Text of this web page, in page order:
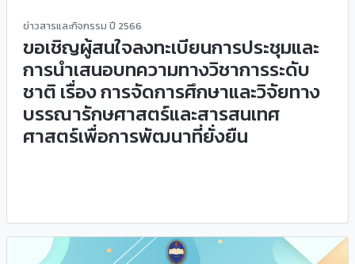
ข่าวสารและกิจกรรม ปี 2566
ขอเชิญผู้สนใจลงทะเบียนการประชุมและ
การนำเสนอบทความทางวิชาการระดับ
ชาติ เรื่อง การจัดการศึกษาและวิจัยทาง
บรรณารักษศาสตร์และสารสนเทศ
ศาสตร์เพื่อการพัฒนาที่ยั่งยืน